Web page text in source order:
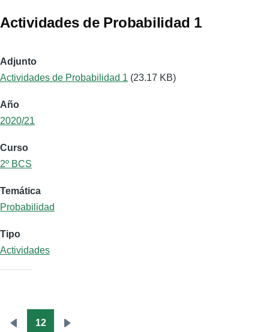
Actividades de Probabilidad 1
Adjunto
Actividades de Probabilidad 1 (23.17 KB)
Año
2020/21
Curso
2º BCS
Temática
Probabilidad
Tipo
Actividades
Paginación
12